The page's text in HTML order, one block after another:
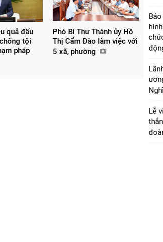
quả đấu
tội
pháp
Phó Bí Thư Thành ủy Hồ
Thị Cẩm Đào làm việc với
5 xã, phường
Lễ